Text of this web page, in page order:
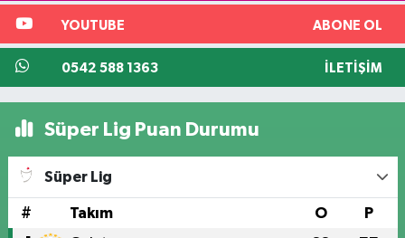
YOUTUBE ABONE OL
0542 588 1363 İLETIŞIM
Süper Lig Puan Durumu
Süper Lig
# Takım O P